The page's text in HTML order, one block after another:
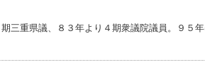
三重県議、８３年より４期衆議院議員。９５